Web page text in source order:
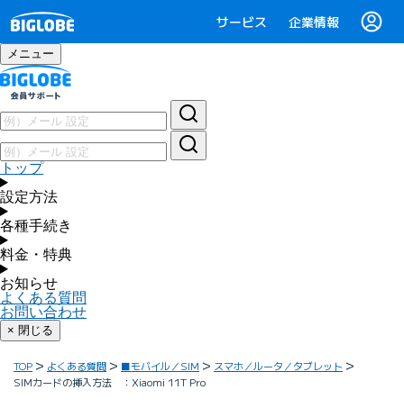
サービス 企業情報
メニュー
トップ
設定方法
各種手続き
料金・特典
お知らせ
よくある質問
お問い合わせ
× 閉じる
TOP よくある質問 ■モバイル／SIM
スマホ／ルータ／タブレット
SIMカードの挿入方法 ：Xiaomi 11T Pro